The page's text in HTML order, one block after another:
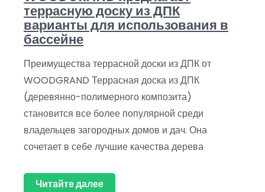
террасную доску из ДПК
варианты для использования в
бассейне
Преимущества террасной доски из ДПК от
WOODGRAND Террасная доска из ДПК
(деревянно-полимерного композита)
становится все более популярной среди
владельцев загородных домов и дач. Она
сочетает в себе лучшие качества дерева
Читайте далее